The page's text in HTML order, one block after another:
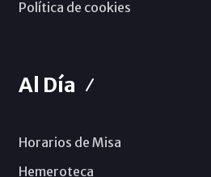
Política de cookies
Al Día
Horarios de Misa
Hemeroteca